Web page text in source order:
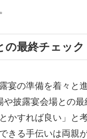
の最終チェック
宴の準備を着々と
披露宴会場との
かすれば良い」と
きる手伝いは両親